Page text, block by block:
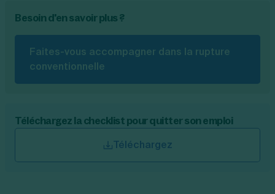
Besoin d'en savoir plus ?
Faites-vous accompagner dans la rupture
conventionnelle
Téléchargez la checklist pour quitter son emploi
Téléchargez